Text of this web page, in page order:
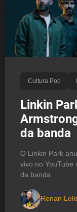
Cultura Pop
Linkin
da banda
O Linkin Park
vivo no YouTube
da banda
Renan